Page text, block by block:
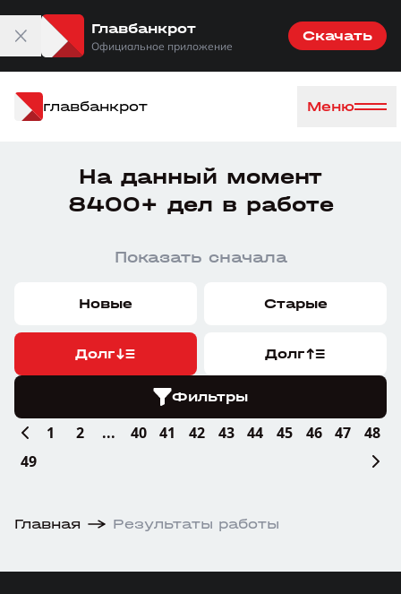
Главбанкрот
Официальное приложение
Скачать
главбанкрот Меню
На данный момент
8400+ дел в работе
Показать сначала
Новые Старые
Долг Долг
Фильтры
1 2 ... 40 41 42 43 44 45 46 47
48
49
Главная Результаты работы